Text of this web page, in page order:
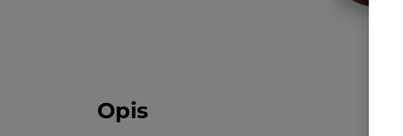
Opis